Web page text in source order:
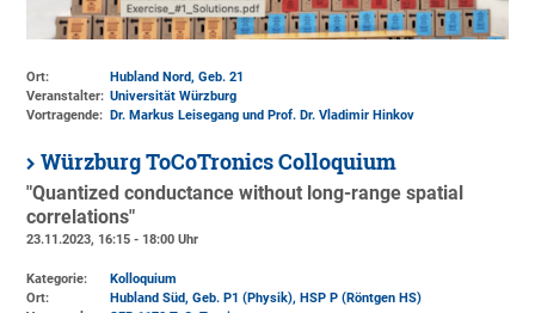
Ort:
Hubland Nord, Geb. 21
Veranstalter: Universität Würzburg
Vortragende: Dr. Markus Leisegang und Prof. Dr. Vladimir Hinkov
Würzburg ToCoTronics Colloquium
"Quantized conductance without long-range spatial
correlations"
23.11.2023, 16:15 - 18:00 Uhr
Kategorie:
Kolloquium
Ort:
Hubland Süd, Geb. P1 (Physik), HSP P (Röntgen HS)